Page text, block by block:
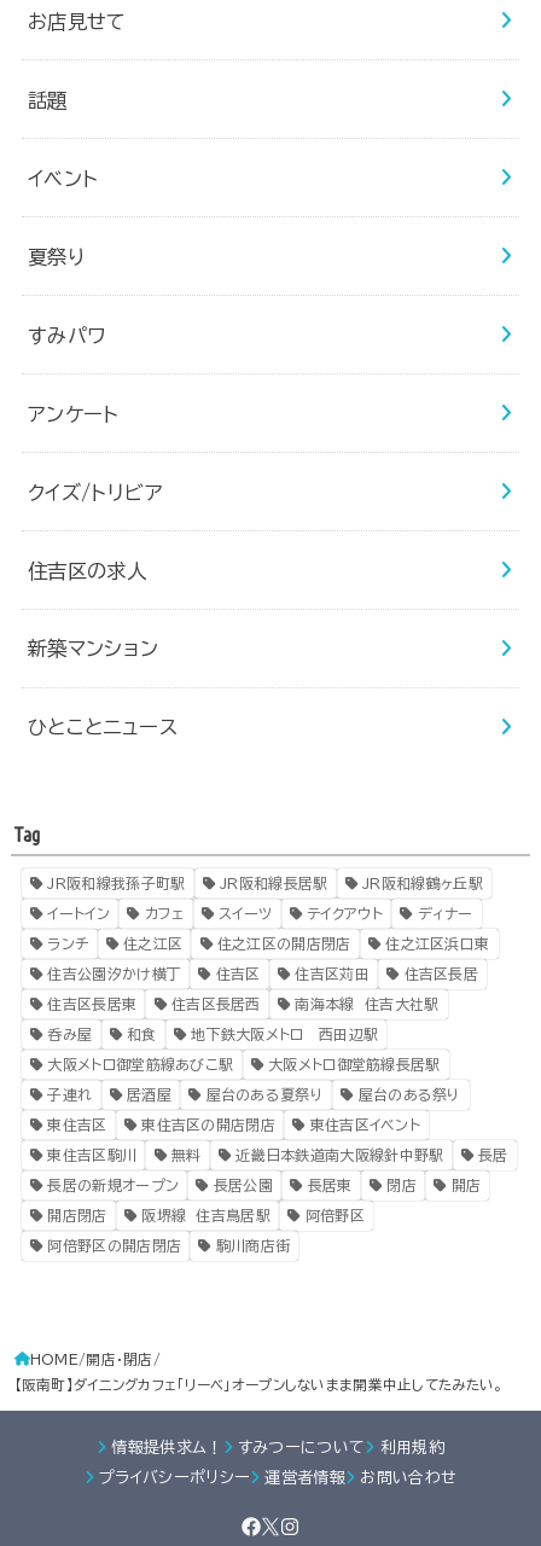
お店見せて
話題
イベント
夏祭り
すみパワ
アンケート
クイズ/トリビア
住吉区の求人
新築マンション
ひとことニュース
Tag
JR阪和線我孫子町駅 JR阪和線長居駅 JR阪和線鶴ヶ丘駅
イートイン カフェ スイーツ テイクアウト ディナー
ランチ 住之江区 住之江区の開店閉店 住之江区浜口東
住吉公園汐かけ横丁 住吉区 住吉区苅田 住吉区長居
住吉区長居東 住吉区長居西 南海本線 住吉大社駅
呑み屋 和食 地下鉄大阪メトロ 西田辺駅
大阪メトロ御堂筋線あびこ駅 大阪メトロ御堂筋線長居駅
子連れ 居酒屋 屋台のある夏祭り 屋台のある祭り
東住吉区 東住吉区の開店閉店 東住吉区イベント
東住吉区駒川 無料 近畿日本鉄道南大阪線針中野駅 長居
長居の新規オープン 長居公園 長居東 閉店 開店
開店閉店 阪堺線 住吉鳥居駅 阿倍野区
阿倍野区の開店閉店 駒川商店街
HOME
開店・閉店
【阪南町】ダイニングカフェ「リーベ」オープンしないまま開業中止してたみたい。
情報提供求ム！ すみつーについて
利用規約
プライバシーポリシー
運営者情報 お問い合わせ